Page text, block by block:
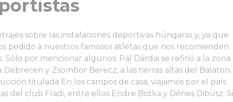
sobre las instalaciones deportivas húngaras y, ya que
pedido a nuestros famosos atletas que nos recomienden
Sólo por mencionar algunos: Pál Dárdai se refirió a la zona
Debrecen y Zsombor Berecz, a las tierras altas del Balaton.
titulada En los campos de casa, viajamos por el país
del club Fradi, entre ellos Endre Botka y Dénes Dibusz. Si